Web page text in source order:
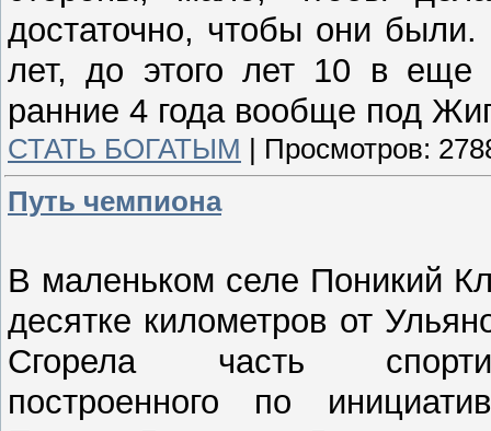
достаточно, чтобы они
лет, до этого лет 10 в
ранние 4 года вообще под
СТАТЬ БОГАТЫМ Просмотров:
Путь чемпиона
В маленьком селе Поникий
десятке километров от
Сгорела часть
построенного по